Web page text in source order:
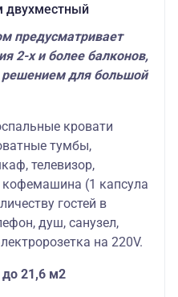
двухместный
предусматривает
2-х и более балконов,
решением для большой
кровати
тумбы,
телевизор,
кофемашина (1 капсула
гостей в
душ, санузел,
на 220V.
21,6 м2